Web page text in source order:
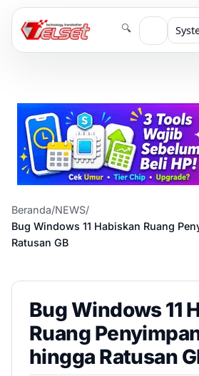
🔍
Beranda/NEWS/
Bug Windows 11 Habiskan Ruang
Ratusan GB
Bug Windows 11
Ruang
hingga Ratusan